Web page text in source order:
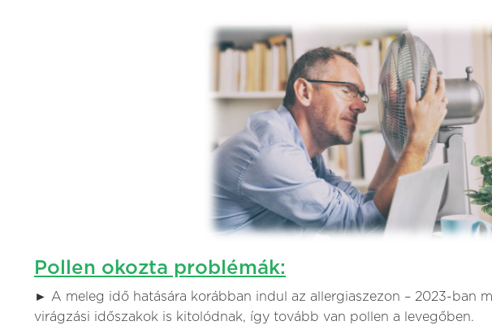
Pollen okozta problémák:
► A meleg idő hatására korábban indul az allergiaszezon – 2023-ban
virágzási időszakok is kitolódnak, így tovább van pollen a levegőben.